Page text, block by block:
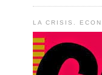
LA CRISIS.